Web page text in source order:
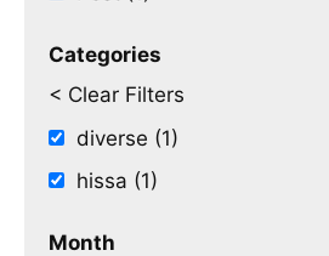
Categories
< Clear Filters
diverse (1)
hissa (1)
Month